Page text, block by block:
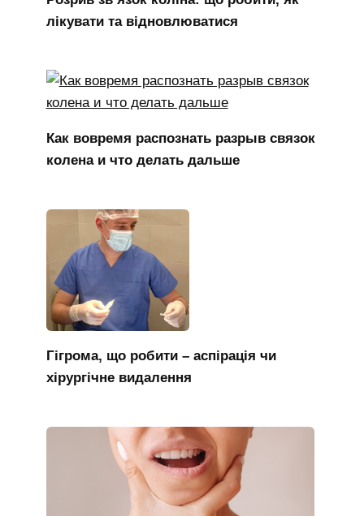
лікувати та відновлюватися
Как вовремя распознать разрыв связок
колена и что делать дальше
Гігрома, що робити – аспірація чи
хірургічне видалення